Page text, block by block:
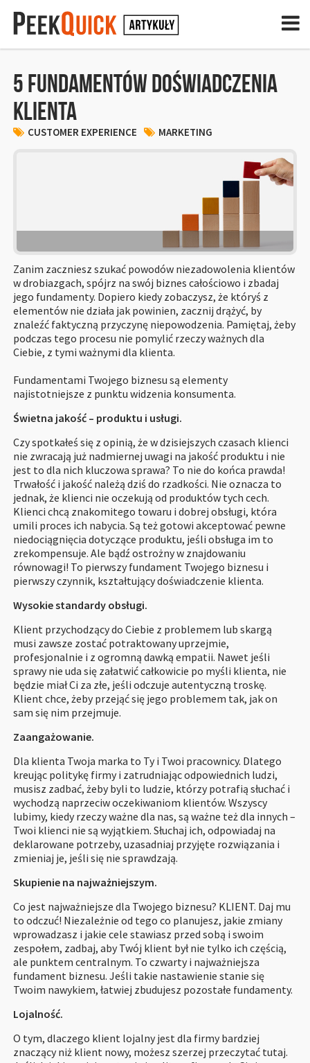
CUSTOMER EXPERIENCE
MARKETING
PRZEJDŹ DO PEEKQUICKA
5 fundamentów doświadczenia
klienta
CUSTOMER EXPERIENCE MARKETING
Zanim zaczniesz szukać powodów niezadowolenia klientów
w drobiazgach, spójrz na swój biznes całościowo i zbadaj
jego fundamenty. Dopiero kiedy zobaczysz, że któryś z
elementów nie działa jak powinien, zacznij drążyć, by
znaleźć faktyczną przyczynę niepowodzenia. Pamiętaj, żeby
podczas tego procesu nie pomylić rzeczy ważnych dla
Ciebie, z tymi ważnymi dla klienta.
Fundamentami Twojego biznesu są elementy
najistotniejsze z punktu widzenia konsumenta.
Świetna jakość – produktu i usługi.
Czy spotkałeś się z opinią, że w dzisiejszych czasach klienci
nie zwracają już nadmiernej uwagi na jakość produktu i nie
jest to dla nich kluczowa sprawa? To nie do końca prawda!
Trwałość i jakość należą dziś do rzadkości. Nie oznacza to
jednak, że klienci nie oczekują od produktów tych cech.
Klienci chcą znakomitego towaru i dobrej obsługi, która
umili proces ich nabycia. Są też gotowi akceptować pewne
niedociągnięcia dotyczące produktu, jeśli obsługa im to
zrekompensuje. Ale bądź ostrożny w znajdowaniu
równowagi! To pierwszy fundament Twojego biznesu i
pierwszy czynnik, kształtujący doświadczenie klienta.
Wysokie standardy obsługi.
Klient przychodzący do Ciebie z problemem lub skargą
musi zawsze zostać potraktowany uprzejmie,
profesjonalnie i z ogromną dawką empatii. Nawet jeśli
sprawy nie uda się załatwić całkowicie po myśli klienta, nie
będzie miał Ci za złe, jeśli odczuje autentyczną troskę.
Klient chce, żeby przejąć się jego problemem tak, jak on
sam się nim przejmuje.
Zaangażowanie.
Dla klienta Twoja marka to Ty i Twoi pracownicy. Dlatego
kreując politykę firmy i zatrudniając odpowiednich ludzi,
musisz zadbać, żeby byli to ludzie, którzy potrafią słuchać i
wychodzą naprzeciw oczekiwaniom klientów. Wszyscy
lubimy, kiedy rzeczy ważne dla nas, są ważne też dla innych –
Twoi klienci nie są wyjątkiem. Słuchaj ich, odpowiadaj na
deklarowane potrzeby, uzasadniaj przyjęte rozwiązania i
zmieniaj je, jeśli się nie sprawdzają.
Skupienie na najważniejszym.
Co jest najważniejsze dla Twojego biznesu? KLIENT. Daj mu
to odczuć! Niezależnie od tego co planujesz, jakie zmiany
wprowadzasz i jakie cele stawiasz przed sobą i swoim
zespołem, zadbaj, aby Twój klient był nie tylko ich częścią,
ale punktem centralnym. To czwarty i najważniejsza
fundament biznesu. Jeśli takie nastawienie stanie się
Twoim nawykiem, łatwiej zbudujesz pozostałe fundamenty.
Lojalność.
O tym, dlaczego klient lojalny jest dla firmy bardziej
znaczący niż klient nowy, możesz szerzej przeczytać tutaj.